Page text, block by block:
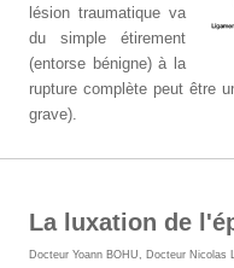
lésion traumatique va
du simple étirement
(entorse bénigne) à la
rupture complète peut être
grave).
La luxation de
Docteur Yoann BOHU Docteur Nicolas